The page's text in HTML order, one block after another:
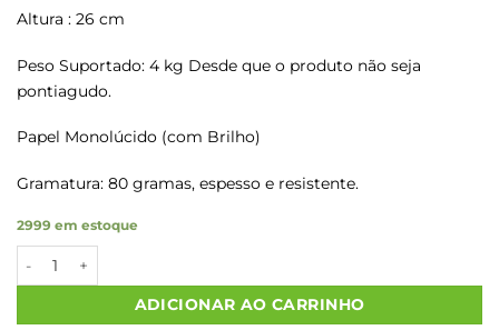
Altura : 26 cm
Peso Suportado: 4 kg Desde que o produto não seja
pontiagudo.
Papel Monolúcido (com Brilho)
Gramatura: 80 gramas, espesso e resistente.
2999 em estoque
Sacos Papel Kraft ARTESANAL P 18x10,5x27 500 Un.
ADICIONAR AO CARRINHO